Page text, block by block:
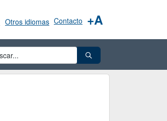
Otros idiomas Contacto +A